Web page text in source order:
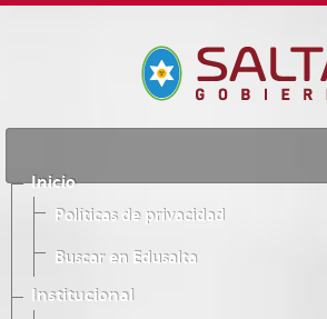
Inicio
Políticas de privacidad
Buscar en Edusalta
Institucional